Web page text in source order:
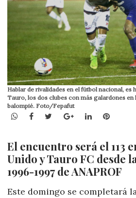
Hablar de rivalidades en el fútbol nacional, es
Tauro, los dos clubes con más galardones
balompié. Foto/Fepafut
WhatsApp
Facebook
TwitterGoogle+LinkedIn
El encuentro será el 113
Unido y Tauro FC desde
1996-1997 de ANAPROF
Este domingo se completará